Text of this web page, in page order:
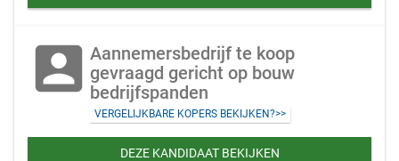
account_box Aannemersbedrijf te koop
gevraagd gericht op bouw
bedrijfspanden
VERGELIJKBARE KOPERS BEKIJKEN?>>
DEZE KANDIDAAT BEKIJKEN